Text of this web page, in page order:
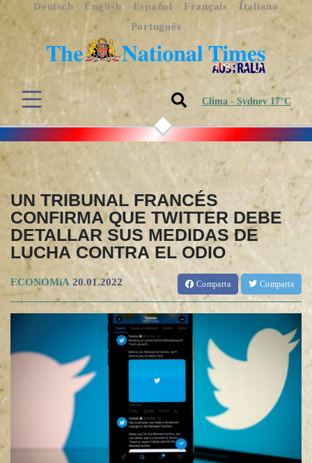
Deutsch English Español Français
Italiano
Português
Clima - Sydney 17°C
UN TRIBUNAL FRANCÉS
CONFIRMA QUE TWITTER DEBE
DETALLAR SUS MEDIDAS DE
LUCHA CONTRA EL ODIO
ECONOMíA 20.01.2022 Comparta Comparta